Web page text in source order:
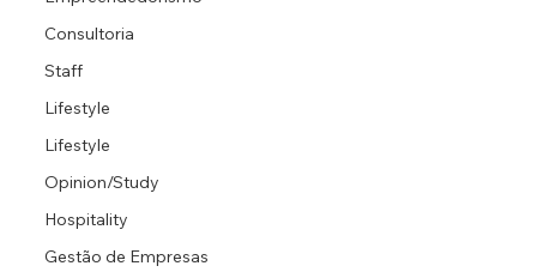
Consultoria
Staff
Lifestyle
Lifestyle
Opinion/Study
Hospitality
Gestão de Empresas